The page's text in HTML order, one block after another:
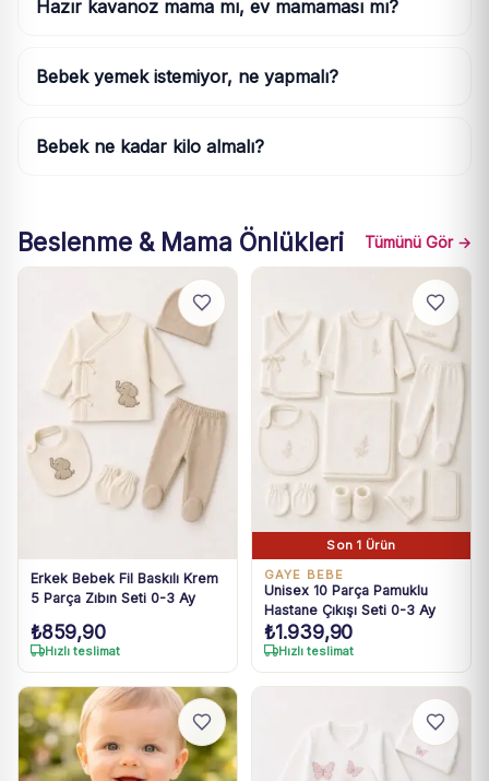
Hazır kavanoz mama mı, ev mamaması mı?
Bebek yemek istemiyor, ne yapmalı?
Bebek ne kadar kilo almalı?
Beslenme & Mama Önlükleri Tümünü Gör →
Erkek Bebek Fil Baskılı Krem
5 Parça Zıbın Seti 0-3 Ay
₺859,90
Hızlı teslimat
Son 1 Ürün
GAYE BEBE
Unisex 10 Parça Pamuklu
Hastane Çıkışı Seti 0-3 Ay
₺1.939,90
Hızlı teslimat